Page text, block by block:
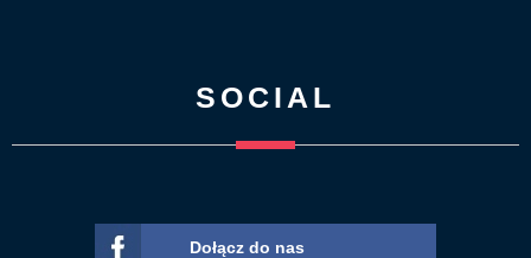
SOCIAL
Dołącz do nas